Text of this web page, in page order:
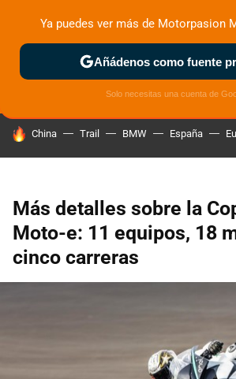
ZONA DE PRUEBAS DEPORTIVAS
HOY SE HABLA DE
China Trail BMW España
Más detalles sobre la
Moto-e: 11 equipos, 18
cinco carreras
Ya puedes ver más de Motorpasion
Añádenos como fuente
Solo necesitas una cuenta de